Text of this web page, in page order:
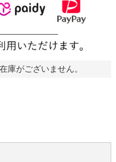
庫がございません。